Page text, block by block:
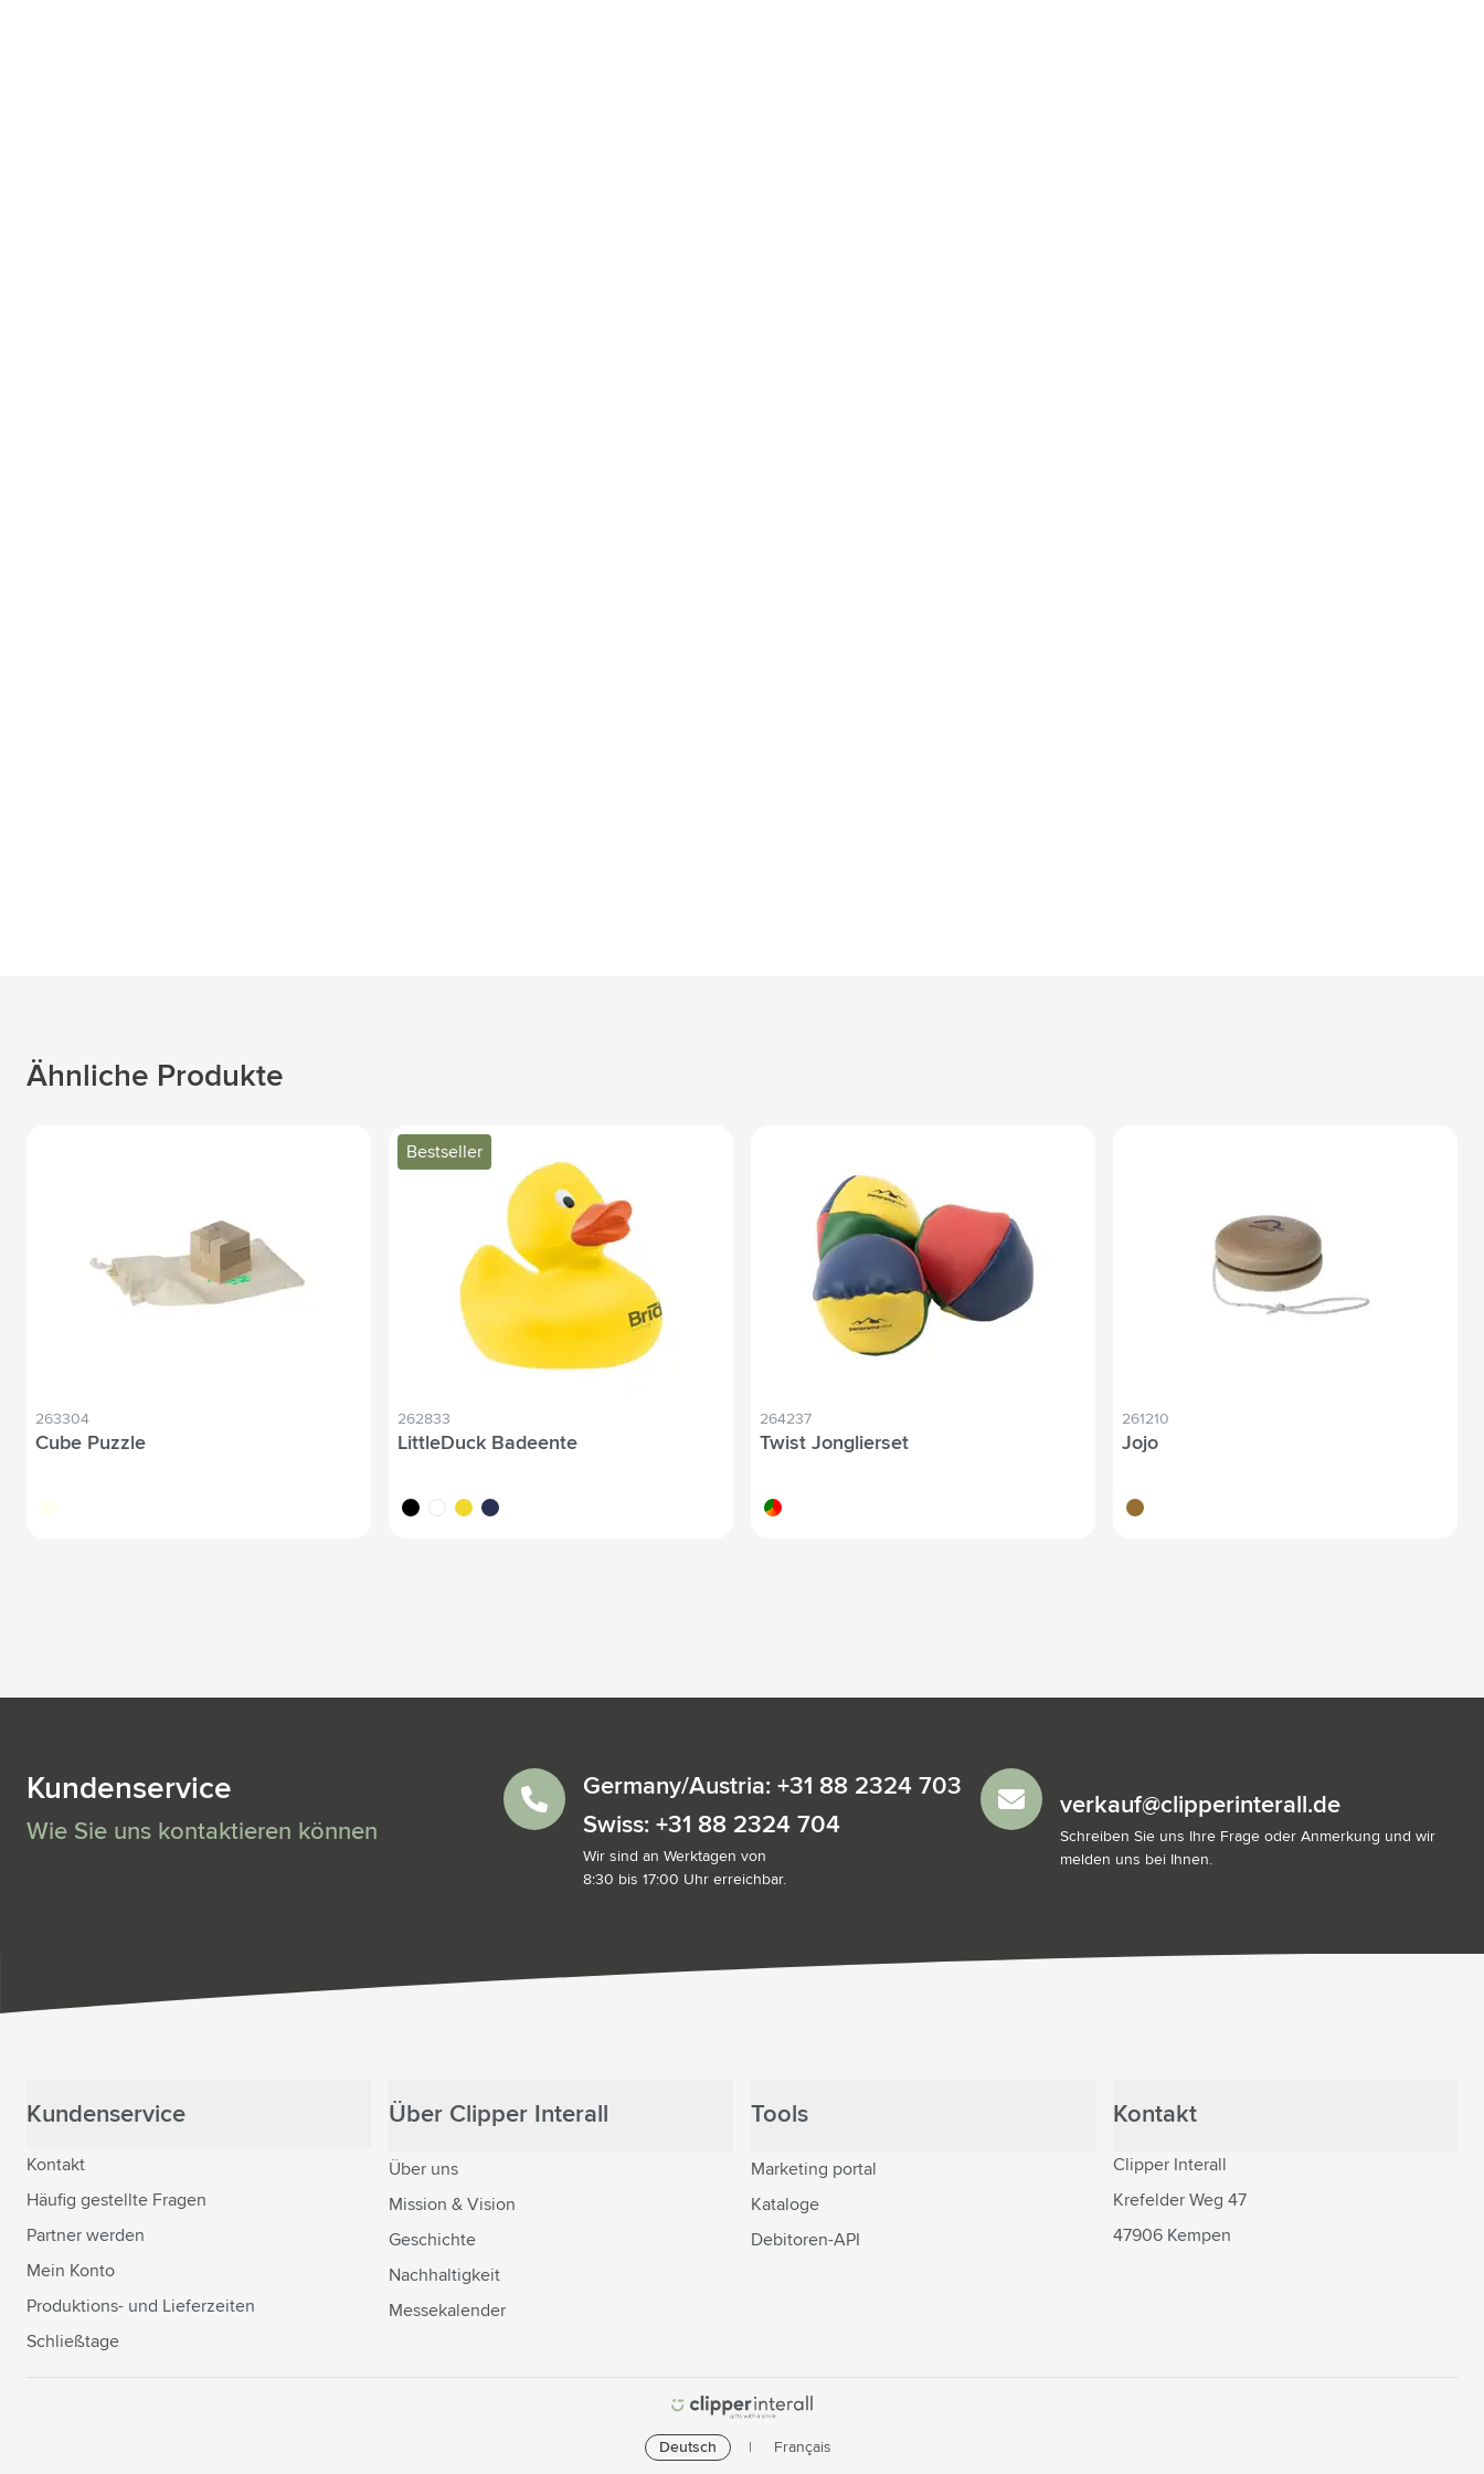
Ähnliche Produkte
263304
Cube Puzzle
Bestseller
262833
LittleDuck Badeente
noir blancjaunebleu marine
264237
Twist Jonglierset
custom/multicolor
261210
Jojo
brun bois
Kundenservice
Wie Sie uns kontaktieren können
Germany/Austria: +31 88 2324 703
Swiss: +31 88 2324 704
Wir sind an Werktagen von
8:30 bis 17:00 Uhr erreichbar.
verkauf@clipperinterall.de
Schreiben Sie uns Ihre Frage oder Anmerkung und wir
melden uns bei Ihnen.
Kundenservice
Kontakt
Häufig gestellte Fragen
Partner werden
Mein Konto
Produktions- und Lieferzeiten
Schließtage
Über Clipper Interall
Über uns
Mission & Vision
Geschichte
Nachhaltigkeit
Messekalender
Tools
Marketing portal
Kataloge
Debitoren-API
Kontakt
Clipper Interall
Krefelder Weg 47
47906 Kempen
Deutsch Français